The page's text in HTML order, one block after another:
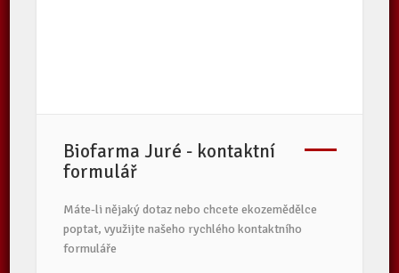
Biofarma Juré - kontaktní
formulář
Máte-li nějaký dotaz nebo chcete ekozemědělce
poptat, využijte našeho rychlého kontaktního
formuláře